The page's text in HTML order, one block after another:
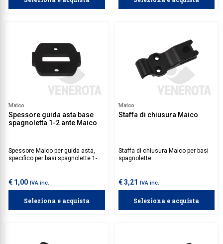
Maico
Spessore guida asta base
spagnoletta 1-2 ante Maico
Spessore Maico per guida asta,
specifico per basi spagnolette 1-2
€ 1,00 IVA inc.
Seleziona e acquista
Maico
Staffa di chiusura Maico
Staffa di chiusura Maico per basi
spagnolette.
€ 3,21 IVA inc.
Seleziona e acquista